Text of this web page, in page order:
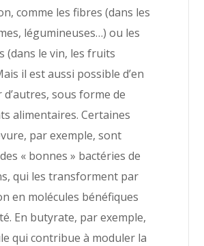
comme les fibres (dans les
légumineuses…) ou les
(dans le vin, les fruits
il est aussi possible d’en
sous forme de
alimentaires. Certaines
par exemple, sont
« bonnes » bactéries de
qui les transforment par
en molécules bénéfiques
En butyrate, par exemple,
qui contribue à moduler la